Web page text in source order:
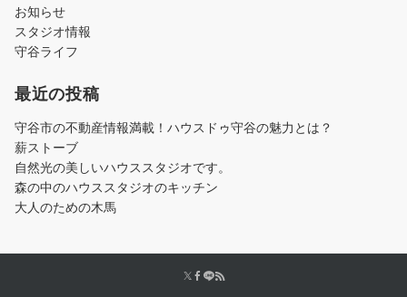
お知らせ
スタジオ情報
守谷ライフ
最近の投稿
守谷市の不動産情報満載！ハウスドゥ守谷の魅力とは？
薪ストーブ
自然光の美しいハウススタジオです。
森の中のハウススタジオのキッチン
大人のための木馬